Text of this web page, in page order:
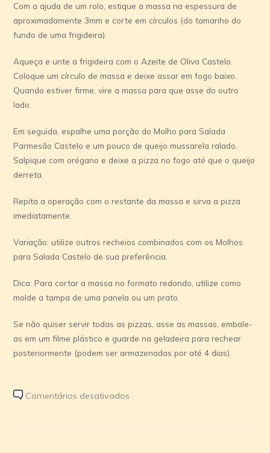
Com a ajuda de um rolo, estique a massa na espessura de
aproximadamente 3mm e corte em círculos (do tamanho do
fundo de uma frigideira).
Aqueça e unte a frigideira com o Azeite de Oliva Castelo.
Coloque um círculo de massa e deixe assar em fogo baixo.
Quando estiver firme, vire a massa para que asse do outro
lado.
Em seguida, espalhe uma porção do Molho para Salada
Parmesão Castelo e um pouco de queijo mussarela ralado.
Salpique com orégano e deixe a pizza no fogo até que o queijo
derreta.
Repita a operação com o restante da massa e sirva a pizza
imediatamente.
Variação: utilize outros recheios combinados com os Molhos
para Salada Castelo de sua preferência.
Dica: Para cortar a massa no formato redondo, utilize como
molde a tampa de uma panela ou um prato.
Se não quiser servir todas as pizzas, asse as massas, embale-
as em um filme plástico e guarde na geladeira para rechear
posteriormente (podem ser armazenadas por até 4 dias).
Comentários desativados
caseira